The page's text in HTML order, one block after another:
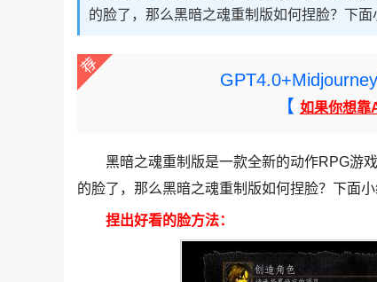
的脸了，那么黑暗之魂重制版如何捏脸？下
【 如果你想靠
黑暗之魂重制版是一款全新的动作RPG游戏
的脸了，那么黑暗之魂重制版如何捏脸？下面
捏出好看的脸方法：